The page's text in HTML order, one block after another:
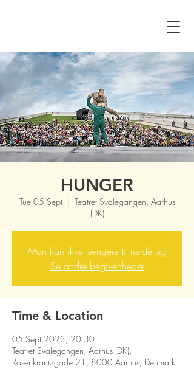
HUNGER
Tue 05 Sept
  |
Teatret Svalegangen, Aarhus
(DK)
Man kan ikke længere tilmelde sig
Se andre begivenheder
Time & Location
05 Sept 2023, 20:30
Teatret Svalegangen, Aarhus (DK),
Rosenkrantzgade 21, 8000 Aarhus, Denmark